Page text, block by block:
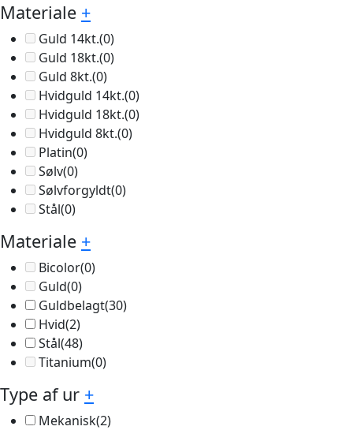
Materiale +
Guld 14kt.(0)
Guld 18kt.(0)
Guld 8kt.(0)
Hvidguld 14kt.(0)
Hvidguld 18kt.(0)
Hvidguld 8kt.(0)
Platin(0)
Sølv(0)
Sølvforgyldt(0)
Stål(0)
Materiale +
Bicolor(0)
Guld(0)
Guldbelagt(30)
Hvid(2)
Stål(48)
Titanium(0)
Type af ur +
Mekanisk(2)